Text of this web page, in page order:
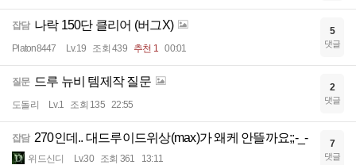
잡담 나락 150단 클리어 (버그X)
Platon8447 Lv.19 조회 439 추천 1 00:01
5
댓글
질문 드루 뉴비 템제작 질문
도돌리 Lv.1 조회 135 22:55
2
댓글
잡담 270인데.. 대드루이드위상(max)가 왜케 안뜰까요;;-_-
위드신디 Lv.30 조회 361 13:11
7
댓글